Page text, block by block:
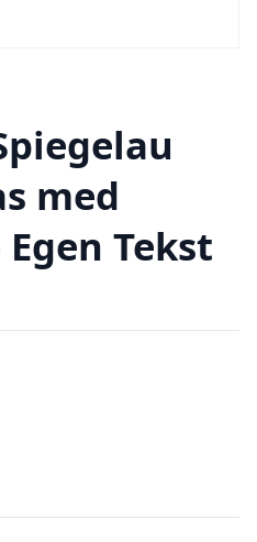
med
Tekst